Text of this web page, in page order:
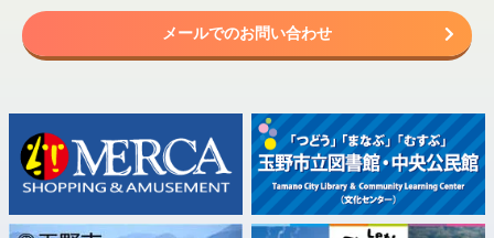
メールでのお問い合わせ